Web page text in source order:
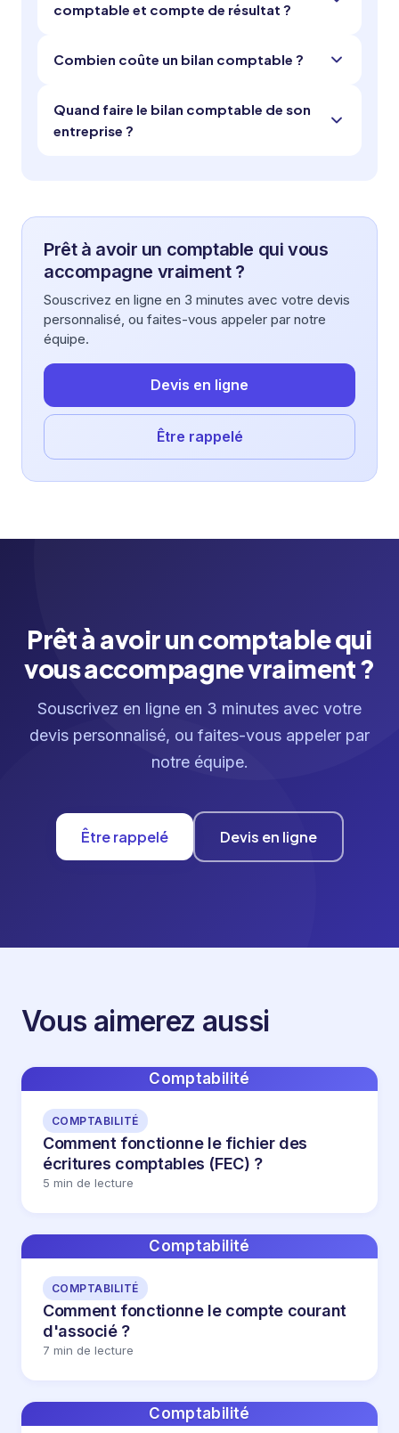
comptable et compte de résultat ?
Combien coûte un bilan comptable ?
Quand faire le bilan comptable de son
entreprise ?
Prêt à avoir un comptable qui vous
accompagne vraiment ?
Souscrivez en ligne en 3 minutes avec votre devis
personnalisé, ou faites-vous appeler par notre
équipe.
Devis en ligne
Être rappelé
Prêt à avoir un comptable qui
vous accompagne vraiment ?
Souscrivez en ligne en 3 minutes avec votre
devis personnalisé, ou faites-vous appeler par
notre équipe.
Être rappelé Devis en ligne
Vous aimerez aussi
Comptabilité
COMPTABILITÉ
Comment fonctionne le fichier des
écritures comptables (FEC) ?
5 min de lecture
Comptabilité
COMPTABILITÉ
Comment fonctionne le compte courant
d'associé ?
7 min de lecture
Comptabilité